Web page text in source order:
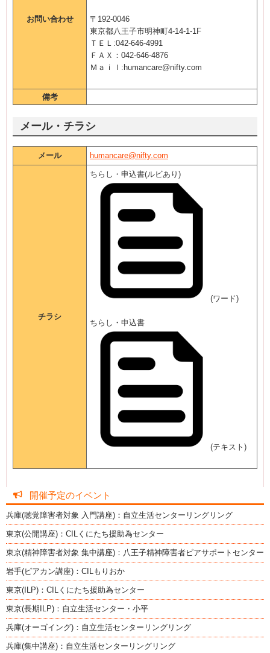
お問い合わせ
〒192-0046
東京都八王子市明神町4-14-1-1F
ＴＥＬ:042-646-4991
ＦＡＸ：042-646-4876
Ｍａｉｌ:humancare@nifty.com
備考
メール・チラシ
メール humancare@nifty.com
チラシ
ちらし・申込書(ルビあり)
(ワード)
ちらし・申込書
(テキスト)
開催予定のイベント
兵庫(聴覚障害者対象 入門講座)：自立生活センターリングリング
東京(公開講座)：CILくにたち援助為センター
東京(精神障害者対象 集中講座)：八王子精神障害者ピアサポートセンター
岩手(ピアカン講座)：CILもりおか
東京(ILP)：CILくにたち援助為センター
東京(長期ILP)：自立生活センター・小平
兵庫(オーゴイング)：自立生活センターリングリング
兵庫(集中講座)：自立生活センターリングリング